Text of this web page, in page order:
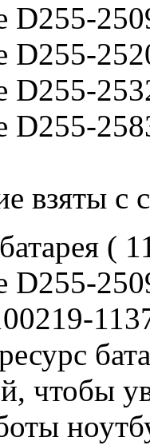
D255-
D255-
D255-
D255-
взяты с
(
D255-
чтобы